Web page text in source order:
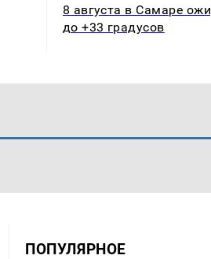
8 августа в Самаре
до +33 градусов
ПОПУЛЯРНОЕ